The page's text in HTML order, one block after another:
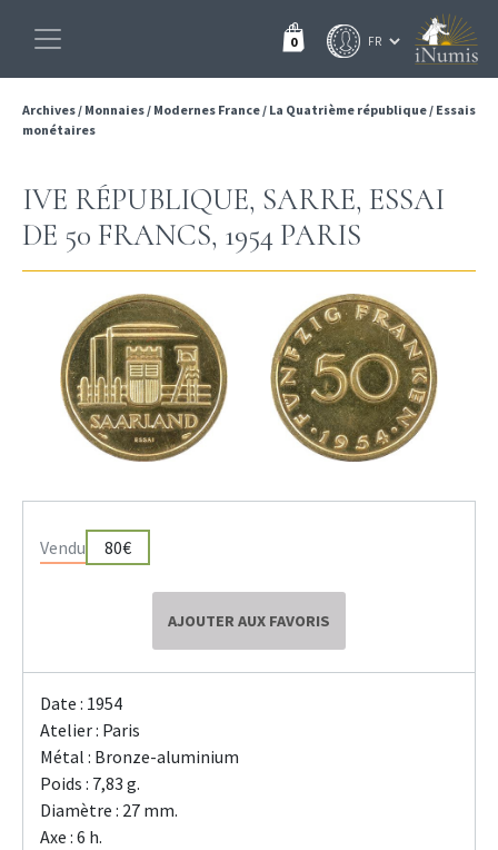
0
Archives/ Monnaies/ Modernes France/ La Quatrième république/ Essais
monétaires
IVE RÉPUBLIQUE, SARRE, ESSAI
DE 50 FRANCS, 1954 PARIS
Vendu 80€
AJOUTER AUX FAVORIS
Date : 1954
Atelier : Paris
Métal : Bronze-aluminium
Poids : 7,83 g.
Diamètre : 27 mm.
Axe : 6 h.